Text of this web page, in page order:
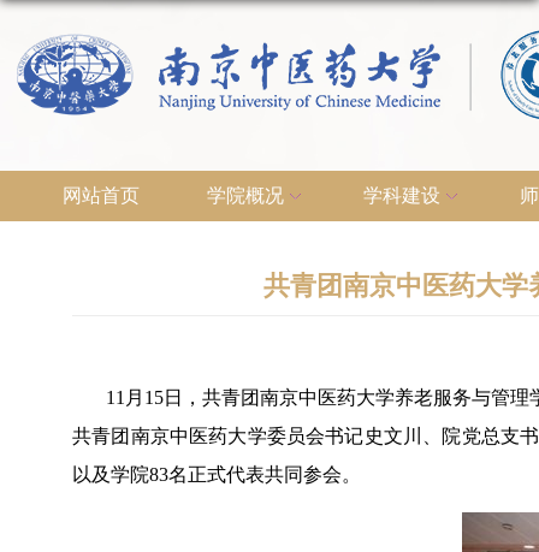
网站首页 学院概况 学科建设
共青团南京中医药大
11月15日，共青团南京中医药大学养老服务与管
共青团南京中医药大学委员会书记史文川、院党总支
以及学院83名正式代表共同参会。